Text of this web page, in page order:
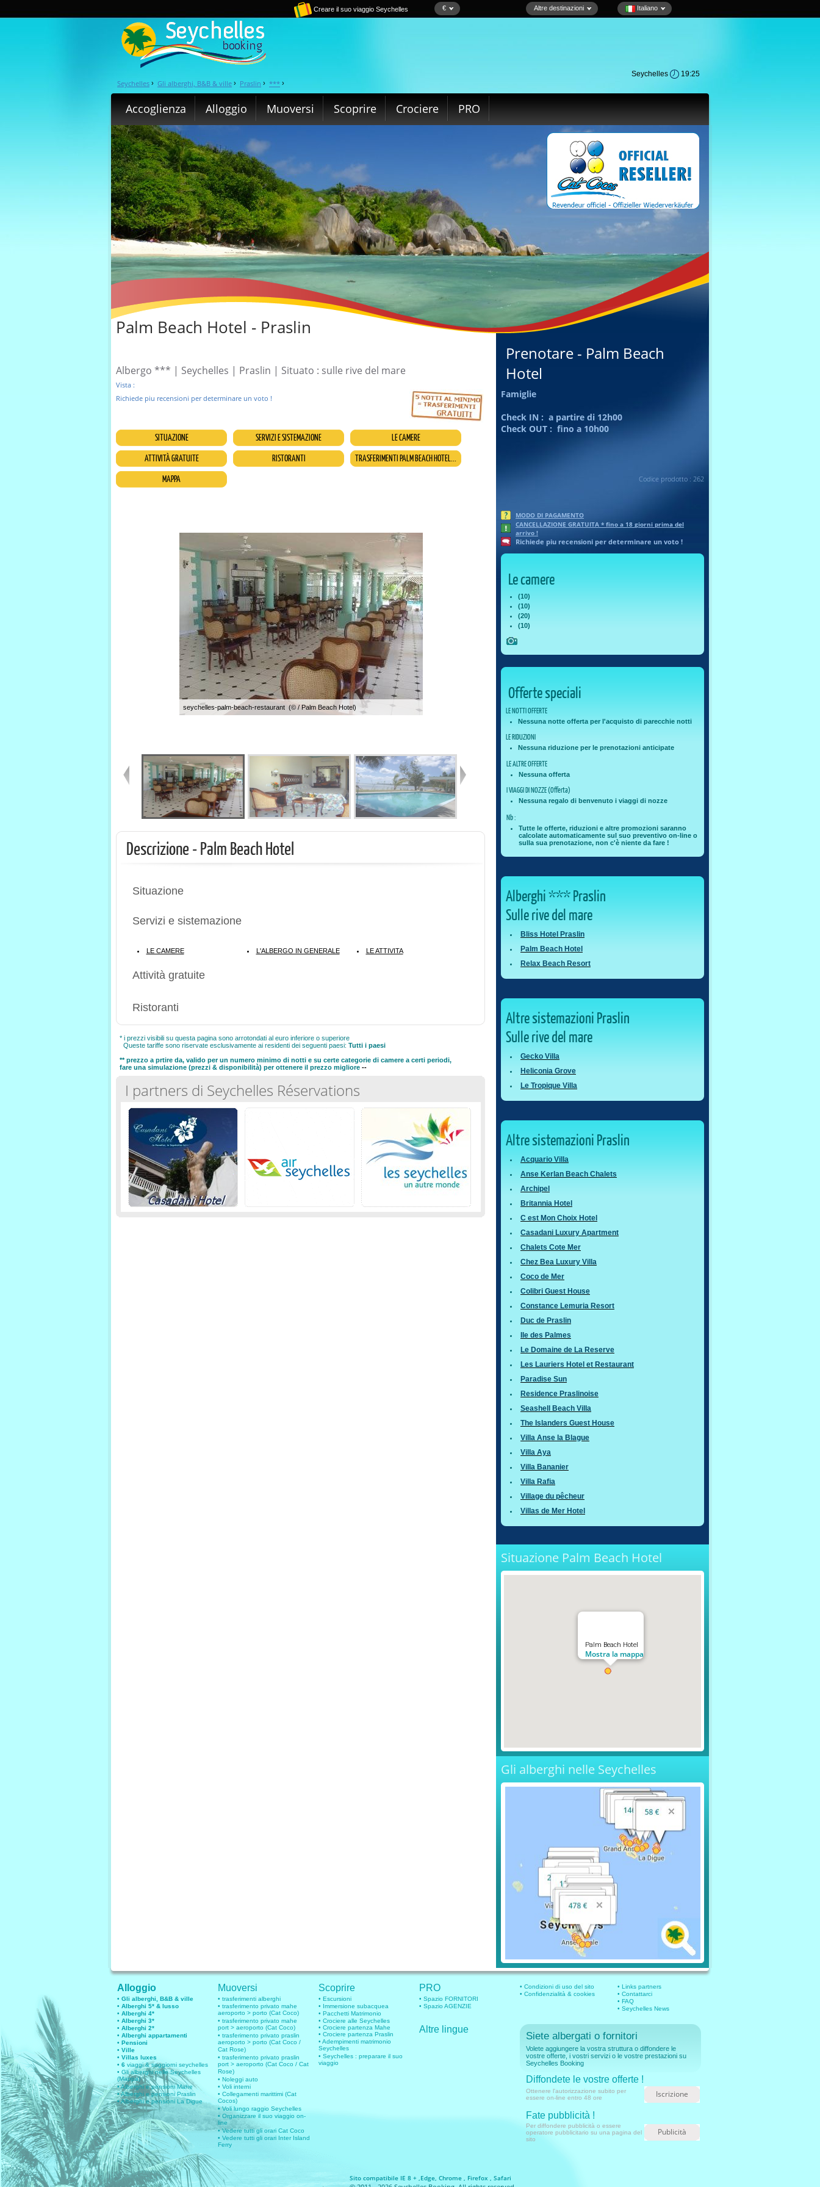
Creare il suo viaggio Seychelles € Altre destinazioni Italiano
Seychelles 19:25
Seychelles › Gli alberghi, B&B & ville › Praslin › *** ›
Accoglienza Alloggio Muoversi Scoprire Crociere PRO
Palm Beach Hotel - Praslin
Albergo *** | Seychelles | Praslin | Situato : sulle rive del mare
Vista :
Richiede piu recensioni per determinare un voto !
SITUAZIONE SERVIZI E SISTEMAZIONE
LE CAMERE
ATTIVITÀ GRATUITE
RISTORANTI
TRASFERIMENTI PALM BEACH HOTEL...
MAPPA
seychelles-palm-beach-restaurant (© / Palm Beach Hotel)
Descrizione - Palm Beach Hotel
Situazione
Servizi e sistemazione
LE CAMERE L'ALBERGO IN GENERALE LE ATTIVITA
Attività gratuite
Ristoranti
* i prezzi visibili su questa pagina sono arrotondati al euro inferiore o superiore
Queste tariffe sono riservate esclusivamente ai residenti dei seguenti paesi: Tutti i paesi
** prezzo a prtire da, valido per un numero minimo di notti e su certe categorie di camere a certi periodi,
fare una simulazione (prezzi & disponibilità) per ottenere il prezzo migliore --
I partners di Seychelles Réservations
Prenotare - Palm Beach
Hotel
Famiglie
Check IN : a partire di 12h00
Check OUT : fino a 10h00
Codice prodotto : 262
MODO DI PAGAMENTO
CANCELLAZIONE GRATUITA * fino a 18 giorni prima del
arrivo !
Richiede piu recensioni per determinare un voto !
Le camere
(10)
(10)
(20)
(10)
Offerte speciali
LE NOTTI OFFERTE
Nessuna notte offerta per l'acquisto di parecchie notti
LE RIDUZIONI
Nessuna riduzione per le prenotazioni anticipate
LE ALTRE OFFERTE
Nessuna offerta
I VIAGGI DI NOZZE (Offerta)
Nessuna regalo di benvenuto i viaggi di nozze
Nb :
Tutte le offerte, riduzioni e altre promozioni saranno
calcolate automaticamente sul suo preventivo on-line o
sulla sua prenotazione, non c'è niente da fare !
Alberghi *** Praslin
Sulle rive del mare
Bliss Hotel Praslin
Palm Beach Hotel
Relax Beach Resort
Altre sistemazioni Praslin
Sulle rive del mare
Gecko Villa
Heliconia Grove
Le Tropique Villa
Altre sistemazioni Praslin
Acquario Villa
Anse Kerlan Beach Chalets
Archipel
Britannia Hotel
C est Mon Choix Hotel
Casadani Luxury Apartment
Chalets Cote Mer
Chez Bea Luxury Villa
Coco de Mer
Colibri Guest House
Constance Lemuria Resort
Duc de Praslin
Ile des Palmes
Le Domaine de La Reserve
Les Lauriers Hotel et Restaurant
Paradise Sun
Residence Praslinoise
Seashell Beach Villa
The Islanders Guest House
Villa Anse la Blague
Villa Aya
Villa Bananier
Villa Rafia
Village du pêcheur
Villas de Mer Hotel
Situazione Palm Beach Hotel
Palm Beach Hotel
Mostra la mappa
Gli alberghi nelle Seychelles
Alloggio
• Gli alberghi, B&B & ville
• Alberghi 5* & lusso
• Alberghi 4*
• Alberghi 3*
• Alberghi 2*
• Alberghi appartamenti
• Pensioni
• Ville
• Villas luxes
• 6 viaggi & soggiorni seychelles
• Gli alberghi nelle Seychelles
(Mappa)
• Alberghi e pensioni Mahe
• Alberghi e pensioni Praslin
• Alberghi e pensioni La Digue
Muoversi
• trasferimenti alberghi
• trasferimento privato mahe
aeroporto > porto (Cat Coco)
• trasferimento privato mahe
port > aeroporto (Cat Coco)
• trasferimento privato praslin
aeroporto > porto (Cat Coco /
Cat Rose)
• trasferimento privato praslin
port > aeroporto (Cat Coco / Cat
Rose)
• Noleggi auto
• Voli interni
• Collegamenti marittimi (Cat
Cocos)
• Voli lungo raggio Seychelles
• Organizzare il suo viaggio on-
line
• Vedere tutti gli orari Cat Coco
• Vedere tutti gli orari Inter Island
Ferry
Scoprire
• Escursioni
• Immersione subacquea
• Pacchetti Matrimonio
• Crociere alle Seychelles
• Crociere partenza Mahe
• Crociere partenza Praslin
• Adempimenti matrimonio
Seychelles
• Seychelles : preparare il suo
viaggio
PRO
• Spazio FORNITORI
• Spazio AGENZIE
Altre lingue
• Condizioni di uso del sito
• Confidenzialità & cookies
• Links partners
• Contattarci
• FAQ
• Seychelles News
Siete albergati o fornitori
Volete aggiungere la vostra struttura o diffondere le
vostre offerte, i vostri servizi o le vostre prestazioni su
Seychelles Booking
Diffondete le vostre offerte !
Ottenere l'autorizzazione subito per
essere on-line entro 48 ore
Iscrizione
Fate pubblicità !
Per diffondere pubblicità o essere
operatore pubblicitario su una pagina del
sito
Publicità
Sito compatibile IE 8 + ,Edge, Chrome , Firefox , Safari